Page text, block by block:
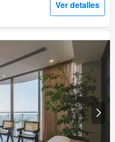
Ver detalles